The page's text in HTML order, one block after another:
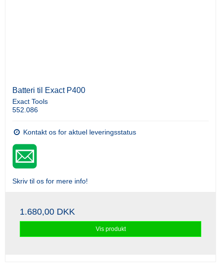
Batteri til Exact P400
Exact Tools
552.086
Kontakt os for aktuel leveringsstatus
Skriv til os for mere info!
1.680,00 DKK
Vis produkt